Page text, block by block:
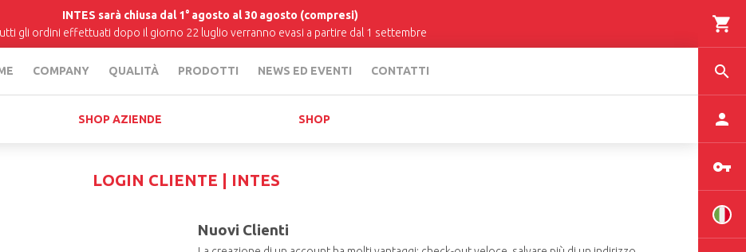
INTES sarà chiusa dal 1° agosto al 30 agosto (compresi)
gli ordini effettuati dopo il giorno 22 luglio verranno evasi a partire dal 1 settembre
COMPANY QUALITÀ PRODOTTI NEWS ED EVENTI CONTATTI
SHOP AZIENDE SHOP
LOGIN CLIENTE | INTES
Nuovi Clienti